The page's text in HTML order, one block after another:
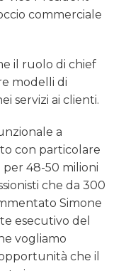
commerciale
il ruolo di chief
modelli di
servizi ai clienti.
a
con particolare
per 48-50 milioni
che da 300
Simone
esecutivo del
vogliamo
che il